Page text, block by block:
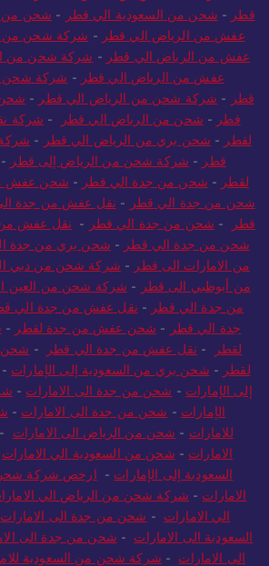
لقطر - نقل عفش من السعودية لقطر-
قطر - شحن من السعودية الي قطر- شحن من
عفش من الرياض الي قطر-شركة شحن من
عفش من الرياض الي قطر
-شركة شحن من
عفش من الرياض الي قطر-
شركة شحن
قطر- شركة شحن من الرياض الي قطر-شحن
قطر- شحن من الرياض الي قطر-
شركة
لقطر-شحن بري من الرياض الي قطر -
قطر- شركة شحن من الرياض إلى قطر
لقطر
- شحن من جدة الي قطر- شحن عفش
شحن من جدة الي قطر- نقل عفش من جدة
قطر - شحن من جدة الي قطر - نقل عفش
شحن من جدة الي قطر - شحن بري من جدة
من الامارات الى قطر-شركة شحن من دبي
من أبوظبي الى قطر - شركة شحن من العين
من جدة الي قطر- نقل عفش من جدة الي
جدة الي قطر-شحن عفش من جدة لقطر-
لقطر - نقل عفش من جدة الي قطر-
لقطر-شحن بري من السعودية إلى الإمارات-
إلى الإمارات- شحن من جدة الى الامارات-
الإمارات- شحن من جدة الى الامارات-
للامارات - شحن من الرياض الى الامارات-
الامارات-شحن من السعودية الي الامارات
السعودية إلى الإمارات -ارخص شركة شحن
الامارات- شركة شحن من الرياض الي
الي الامارات-شحن من جدة الى الامارات
السعودية الى الامارات- شحن من جدة الى